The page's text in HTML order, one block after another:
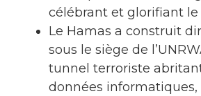
célébrant et glorifiant le
Le Hamas a construit
sous le siège de
tunnel terroriste
données